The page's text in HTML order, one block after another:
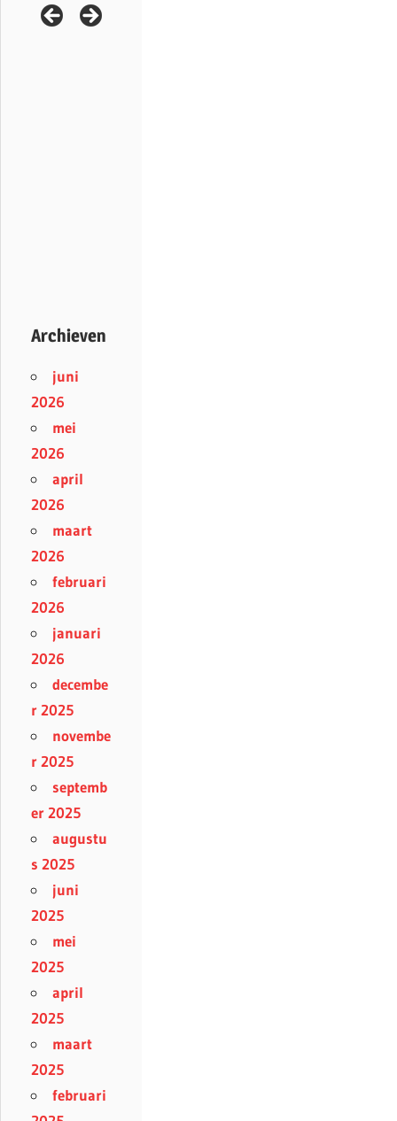
Archieven
juni
2026
mei
2026
april
2026
maart
2026
februari
2026
januari
2026
decembe
r 2025
novembe
r 2025
septemb
er 2025
augustu
s 2025
juni
2025
mei
2025
april
2025
maart
2025
februari